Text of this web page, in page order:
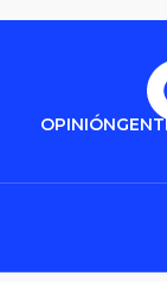
OPINIÓN